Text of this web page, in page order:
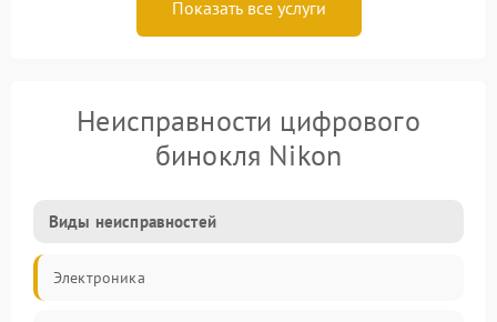
Показать все услуги
Неисправности цифрового
бинокля Nikon
Виды неисправностей
Электроника